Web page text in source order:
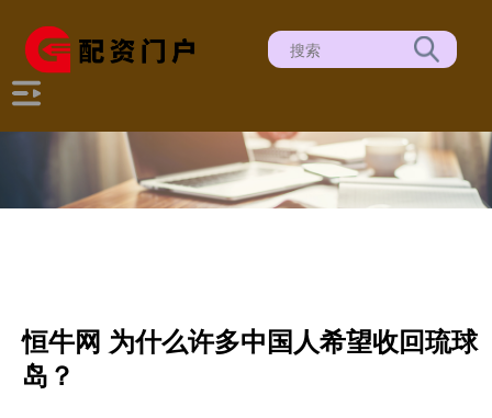
恒牛网 为什么许多中国人希望收回琉球
岛？